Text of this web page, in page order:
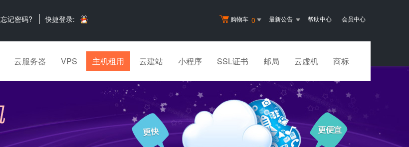
购物车 0 最新公告 帮助中心 会员中心
忘记密码? 快捷登录:
云服务器 VPS 主机租用 云建站 小程序 SSL证书 邮局 云虚机 商标